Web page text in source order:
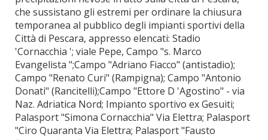
che sussistano gli estremi per ordinare la chiusura
temporanea al pubblico degli impianti sportivi della
Città di Pescara, appresso elencati: Stadio
'Cornacchia '; viale Pepe, Campo "s. Marco
Evangelista ";Campo "Adriano Fiacco" (antistadio);
Campo "Renato Curi" (Rampigna); Campo "Antonio
Donati" (Rancitelli);Campo "Ettore D 'Agostino" - via
Naz. Adriatica Nord; Impianto sportivo ex Gesuiti;
Palasport "Simona Cornacchia" Via Elettra; Palasport
"Ciro Quaranta Via Elettra; Palasport "Fausto